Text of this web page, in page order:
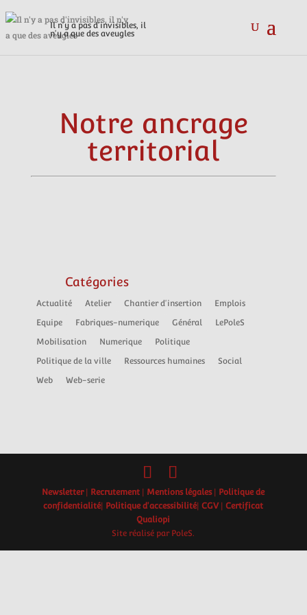
Il n'y a pas d'invisibles, il
n'y a que des aveugles
Notre ancrage
territorial
Catégories
Actualité Atelier Chantier d'insertion
Emplois
Equipe
Fabriques-numerique Général
LePoleS
Mobilisation
Numerique
Politique
Politique de la ville
Ressources humaines
Social
Web
Web-serie
Newsletter| Recrutement Mentions légales|
Politique de
confidentialité| Politique d'accessibilité|CGV|Certificat
Qualiopi
Site réalisé par PoleS.